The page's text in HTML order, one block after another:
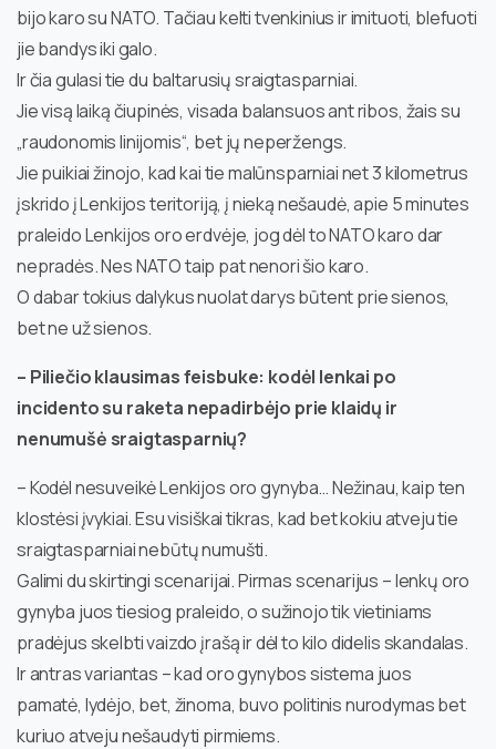
bijo karo su NATO. Tačiau kelti tvenkinius ir imituoti, blefuoti
jie bandys iki galo.
Ir čia gulasi tie du baltarusių sraigtasparniai.
Jie visą laiką čiupinės, visada balansuos ant ribos, žais su
„raudonomis linijomis“, bet jų neperžengs.
Jie puikiai žinojo, kad kai tie malūnsparniai net 3 kilometrus
įskrido į Lenkijos teritoriją, į nieką nešaudė, apie 5 minutes
praleido Lenkijos oro erdvėje, jog dėl to NATO karo dar
nepradės. Nes NATO taip pat nenori šio karo.
O dabar tokius dalykus nuolat darys būtent prie sienos,
bet ne už sienos.
– Piliečio klausimas feisbuke: kodėl lenkai po
incidento su raketa nepadirbėjo prie klaidų ir
nenumušė sraigtasparnių?
– Kodėl nesuveikė Lenkijos oro gynyba… Nežinau, kaip ten
klostėsi įvykiai. Esu visiškai tikras, kad bet kokiu atveju tie
sraigtasparniai nebūtų numušti.
Galimi du skirtingi scenarijai. Pirmas scenarijus – lenkų oro
gynyba juos tiesiog praleido, o sužinojo tik vietiniams
pradėjus skelbti vaizdo įrašą ir dėl to kilo didelis skandalas.
Ir antras variantas – kad oro gynybos sistema juos
pamatė, lydėjo, bet, žinoma, buvo politinis nurodymas bet
kuriuo atveju nešaudyti pirmiems.